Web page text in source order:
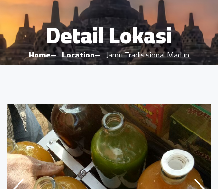
Detail Lokasi
Home Location Jamu Tradisisional Madun